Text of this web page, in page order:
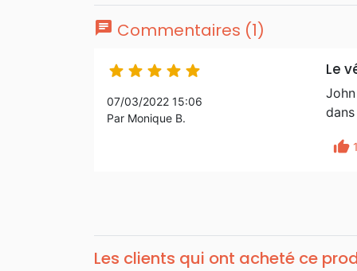
chat Commentaires (1)
    
07/03/2022 15:06
Par Monique B.
Le
thumb_up 1
Les clients qui ont acheté ce